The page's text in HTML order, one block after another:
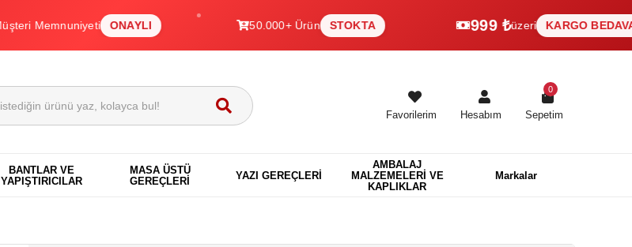
ONAYLI 50.000+ Ürün STOKTA 999 ₺üzeri KARGO BEDAVA
Favorilerim Hesabım Sepetim
0
BANTLAR VE
YAPIŞTIRICILAR
MASA ÜSTÜ
GEREÇLERİ
YAZI GEREÇLERİ
AMBALAJ
MALZEMELERİ VE
KAPLIKLAR
Markalar